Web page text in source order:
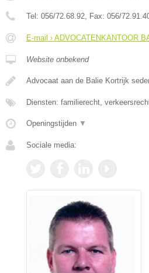
Tel: 056/72.68.92, Fax: 056/
E-mail › ADVOCATENKANTOOR
Website onbekend
Advocaat aan de Balie Kortrijk
Diensten: familierecht,
Openingstijden ▼
Sociale media: